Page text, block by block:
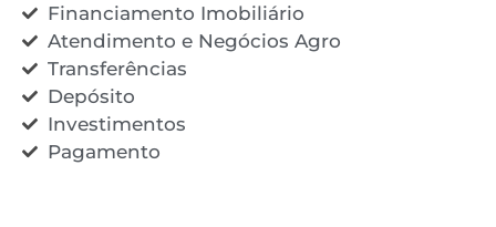
Financiamento Imobiliário
Atendimento e Negócios Agro
Transferências
Depósito
Investimentos
Pagamento